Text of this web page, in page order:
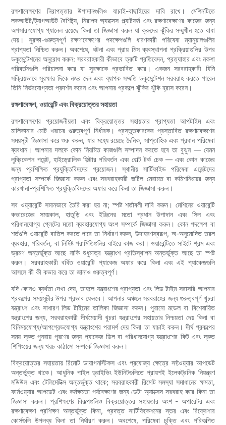
রক্ষণাবেক্ষণের নিরাপত্তার উপাদানগুলিও যাচাই-বাছাইয়ের দাবি রাখে। মেশিনটিতে
লকআউট/ট্যাগআউট বৈশিষ্ট্য, নিরাপদ অ্যাক্সেস প্ল্যাটফর্ম এবং রক্ষণাবেক্ষণের কাজের জন্য
অপসারণযোগ্য প্যানেল রয়েছে কিনা তা জিজ্ঞাসা করুন যা ক্রুদের ঝুঁকির সম্মুখীন হতে বাধা
দেয়। সুরক্ষা-গুরুত্বপূর্ণ রক্ষণাবেক্ষণের পদক্ষেপগুলি ধারণকারী পরিষেবা ম্যানুয়ালগুলির
প্রাপ্যতা নিশ্চিত করুন। অবশেষে, ঘটনা এবং প্রায় মিস ব্যবস্থাপনা প্রক্রিয়াগুলির উপর
ডকুমেন্টেশনের অনুরোধ করুন: সরবরাহকারী কীভাবে ত্রুটি প্রতিবেদন, প্রত্যাহার এবং নকশা
পরিবর্তনগুলি পরিচালনা করে যা সুরক্ষাকে প্রভাবিত করে। একজন সরবরাহকারী যিনি
সক্রিয়ভাবে সুরক্ষার দিকে নজর দেন এবং ব্যাপক সম্মতি ডকুমেন্টেশন সরবরাহ করতে পারেন
তিনি নির্ভরযোগ্যতা প্রদর্শন করেন এবং আপনার প্রকল্পে ঝুঁকির ঝুঁকি হ্রাস করেন।
রক্ষণাবেক্ষণ, ওয়ারেন্টি এবং বিক্রয়োত্তর সহায়তা
রক্ষণাবেক্ষণের প্রয়োজনীয়তা এবং বিক্রয়োত্তর সহায়তার প্রাপ্যতা আপটাইম এবং
মালিকানার মোট খরচের গুরুত্বপূর্ণ নির্ধারক। প্রস্তুতকারকের প্রস্তাবিত রক্ষণাবেক্ষণের
সময়সূচী জিজ্ঞাসা করে শুরু করুন, যার মধ্যে রয়েছে দৈনিক, সাপ্তাহিক এবং প্রধান পরিষেবা
ব্যবধান। আপনার দলকে কোন নিয়মিত কাজগুলি সম্পাদন করতে হবে তা বুঝুন — যেমন
লুব্রিকেশন পয়েন্ট, হাইড্রোলিক ফিল্টার পরিবর্তন এবং বোল্ট টর্ক চেক — এবং কোন কাজের
জন্য প্রশিক্ষিত প্রযুক্তিবিদদের প্রয়োজন। স্থানীয় সার্টিফাইড পরিষেবা এজেন্টদের
প্রাপ্যতা সম্পর্কে জিজ্ঞাসা করুন এবং সরবরাহকারী জটিল মেরামত বা কমিশনিংয়ের জন্য
কারখানা-প্রশিক্ষিত প্রযুক্তিবিদদের অফার করে কিনা তা জিজ্ঞাসা করুন।
সব ওয়্যারেন্টি সমানভাবে তৈরি করা হয় না; স্পষ্ট শর্তাবলী দাবি করুন। মেশিনের ওয়ারেন্টি
কভারেজের সময়কাল, হাতুড়ি এবং ইঞ্জিনের মতো প্রধান উপাদান এবং সিল এবং
পরিধানযোগ্য প্লেটের মতো ব্যবহারযোগ্য অংশ সম্পর্কে জিজ্ঞাসা করুন। কোন পদক্ষেপ বা
শর্তগুলি ওয়ারেন্টি বাতিল করতে পারে তা নির্ধারণ করুন, উদাহরণস্বরূপ, অ-অনুমোদিত তরল
ব্যবহার, পরিবর্তন, বা নির্দিষ্ট পরামিতিগুলির বাইরে কাজ করা। ওয়ারেন্টিতে সাইটে শ্রম এবং
ভ্রমণ অন্তর্ভুক্ত আছে নাকি শুধুমাত্র যন্ত্রাংশ প্রতিস্থাপন অন্তর্ভুক্ত আছে তা স্পষ্ট
করুন। সরবরাহকারী বর্ধিত ওয়ারেন্টি প্যাকেজ অফার করে কিনা এবং এই প্যাকেজগুলি
আসলে কী কী কভার করে তা জানাও গুরুত্বপূর্ণ।
যদি কোনও ব্যর্থতা দেখা দেয়, তাহলে যন্ত্রাংশের প্রাপ্যতা এবং লিড টাইম সরাসরি আপনার
প্রকল্পের সময়সূচীর উপর প্রভাব ফেলবে। আপনার অঞ্চলে সরবরাহের জন্য গুরুত্বপূর্ণ খুচরা
যন্ত্রাংশ এবং সাধারণ লিড টাইমের তালিকা জিজ্ঞাসা করুন। পুরানো মডেল বা বিশেষায়িত
যন্ত্রাংশের জন্য, সরবরাহকারী দীর্ঘমেয়াদী খুচরা যন্ত্রাংশের সহায়তার নিশ্চয়তা দেয় কিনা বা
বিনিময়যোগ্য/আপগ্রেডযোগ্য যন্ত্রাংশের পরামর্শ দেয় কিনা তা যাচাই করুন। দীর্ঘ প্রকল্পের
সময় দ্রুত পুনরায় পূরণের জন্য প্যাকেজ ডিল বা পরিধানযোগ্য যন্ত্রাংশের কিট এবং দ্রুত
শিপিংয়ের জন্য খরচ কাঠামো সম্পর্কে জিজ্ঞাসা করুন।
বিক্রয়োত্তর সহায়তায় রিমোট ডায়াগনস্টিকস এবং প্রযোজ্য ক্ষেত্রে সফ্টওয়্যার আপডেট
অন্তর্ভুক্ত থাকে। আধুনিক পাইল ড্রাইভিং ইউনিটগুলিতে প্রায়শই ইলেকট্রনিক নিয়ন্ত্রণ
মডিউল এবং টেলিমেটিক্স অন্তর্ভুক্ত থাকে; সরবরাহকারী রিমোট সমস্যা সমাধানের ক্ষমতা,
ফার্মওয়্যার আপডেট এবং কর্মক্ষমতা পর্যবেক্ষণের জন্য ডেটা অ্যাক্সেস সরবরাহ করে কিনা তা
জিজ্ঞাসা করুন। প্রশিক্ষণের বিকল্পগুলিও বিক্রয়োত্তর সহায়তার অংশ - অপারেটর এবং
রক্ষণাবেক্ষণ প্রশিক্ষণ অন্তর্ভুক্ত কিনা, প্রদত্ত সার্টিফিকেশনের স্তর এবং রিফ্রেশার
কোর্সগুলি উপলব্ধ কিনা তা নির্ধারণ করুন। অবশেষে, পরিষেবা চুক্তি এবং পরিকল্পিত